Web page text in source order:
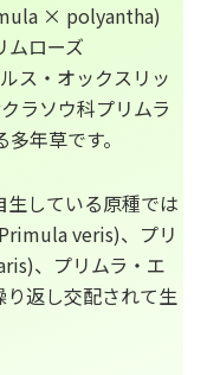
× polyantha)
ムローズ
ス・オックスリッ
ラソウ科プリムラ
年草です。
生している原種では
veris)、プリ
、プリムラ・エ
返し交配されて生